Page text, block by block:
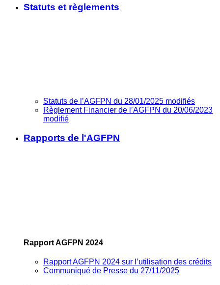
Statuts et règlements
Statuts de l’AGFPN du 28/01/2025 modifiés
Règlement Financier de l’AGFPN du 20/06/2023
modifié
Rapports de l'AGFPN
Rapport AGFPN 2024
Rapport AGFPN 2024 sur l’utilisation des crédits
Communiqué de Presse du 27/11/2025